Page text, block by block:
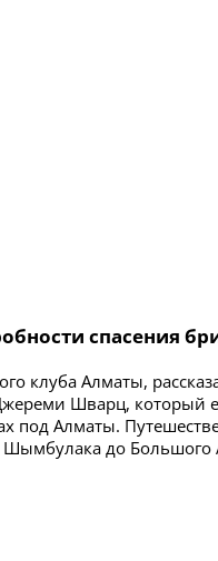
спасения
клуба Алматы,
Шварц, который
под Алматы.
до Большого